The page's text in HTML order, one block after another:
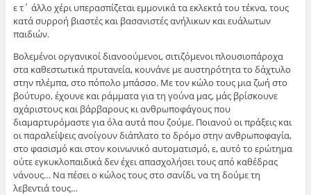
ε τ΄ άλλο χέρι υπερασπίζεται εμμονικά τα εκλεκτά του τέκνα, τους
κατά συρροή βιαστές και βασανιστές ανήλικων και ευάλωτων
παιδιών.
Βολεμένοι οργανικοί διανοούμενοι, σιτιζόμενοι πλουσιοπάροχα
στα καθεστωτικά πρυτανεία, κουνάνε με αυστηρότητα το δάχτυλο
στην πλέμπα, στο πόπολο μπάσσο. Με τον κώλο τους μια ζωή στο
βούτυρο, έχουνε και ράμματα για τη γούνα μας, μάς βρίσκουνε
αχάριστους και βάρβαρους κι ανθρωποφάγους που
διαμαρτυρόμαστε για όλα αυτά που ζούμε. Ποιανού οι πράξεις και
οι παραλείψεις ανοίγουν διάπλατο το δρόμο στην ανθρωποφαγία,
στο φασισμό και στον κοινωνικό αυτοματισμό, ε, αυτό το ερώτημα
ούτε εγκυκλοπαιδικά δεν έχει απασχολήσει τους από καθέδρας
νάνους… Να πέσει ο κώλος τους στο σανίδι, να τη δούμε τη
λεβεντιά τους…